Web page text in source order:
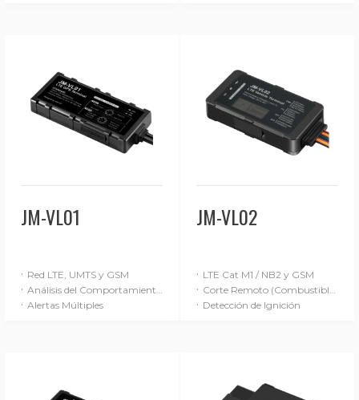
JM-VL01
· Red LTE, UMTS y GSM
· Análisis del Comportamiento de Conducción (Básico)
· Alertas Múltiples
JM-VL02
· LTE Cat M1 / NB2 y GSM
· Corte Remoto (Combustible / Alimentación)
· Detección de Ignición